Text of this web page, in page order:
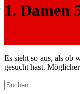
1. Damen
Es sieht so aus, als ob
gesucht hast.